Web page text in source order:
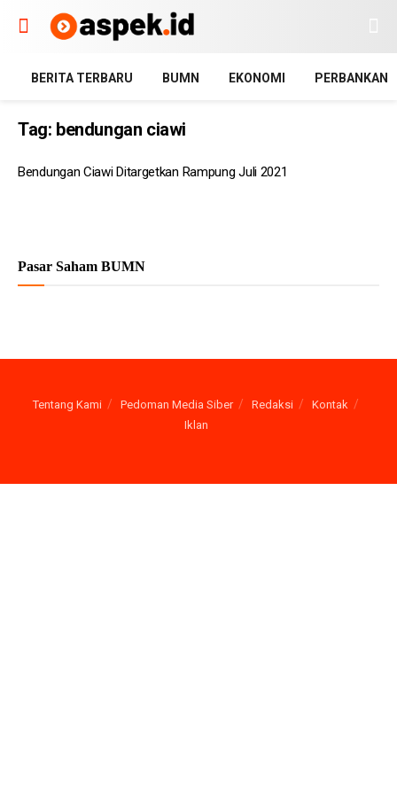
BERITA TERBARU BUMN EKONOMI PERBANKAN
Tag: bendungan ciawi
Bendungan Ciawi Ditargetkan Rampung Juli 2021
Pasar Saham BUMN
Tentang Kami Pedoman Media Siber Redaksi
Kontak
Iklan